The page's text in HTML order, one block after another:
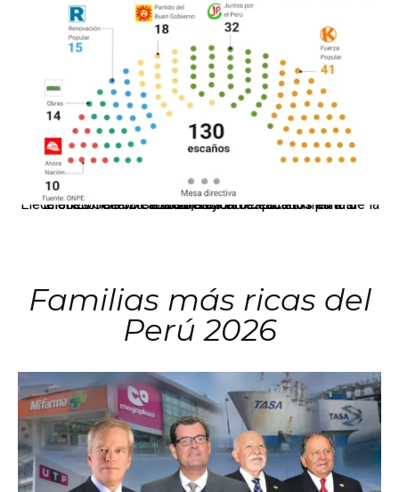
El JNE oficializó la distribución de escaños para la elección de 60 senadores y 130 diputados en las Elecciones Generales 2026, tras el restablecimiento de la Bicameralidad.
Familias más ricas del
Perú 2026